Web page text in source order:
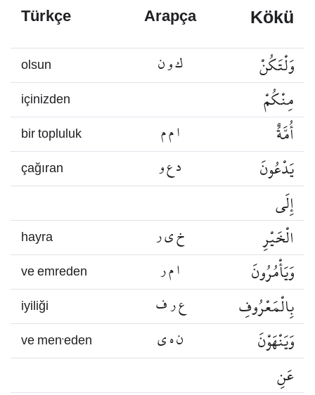
Türkçe Arapça Kökü
olsun ك و ن وَلْتَكُنْ
içinizden مِنْكُمْ
bir topluluk ا م م أُمَّةٌ
çağıran د ع و
يَدْعُونَ
إِلَى
hayra خ ي ر الْخَيْرِ
ve emreden ا م ر وَيَأْمُرُونَ
iyiliği ع ر ف بِالْمَعْرُوفِ
ve men’eden ن ه ي
وَيَنْهَوْنَ
عَنِ